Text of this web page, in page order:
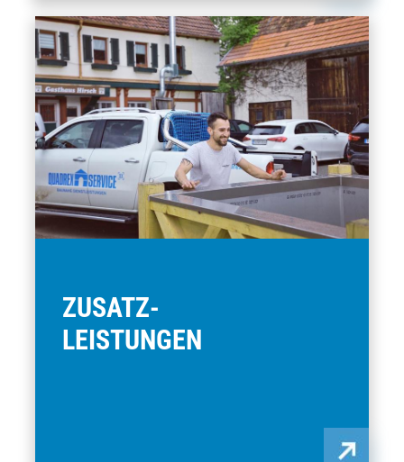
ZUSATZ­-
LEISTUNGEN